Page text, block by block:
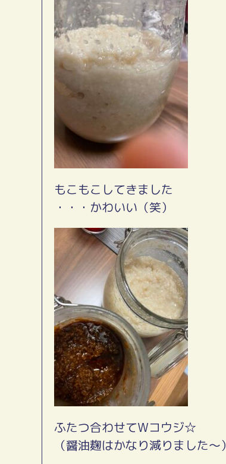
もこもこしてきました
・・・かわいい（笑）
ふたつ合わせてWコウジ☆
（醤油麹はかなり減りました～）